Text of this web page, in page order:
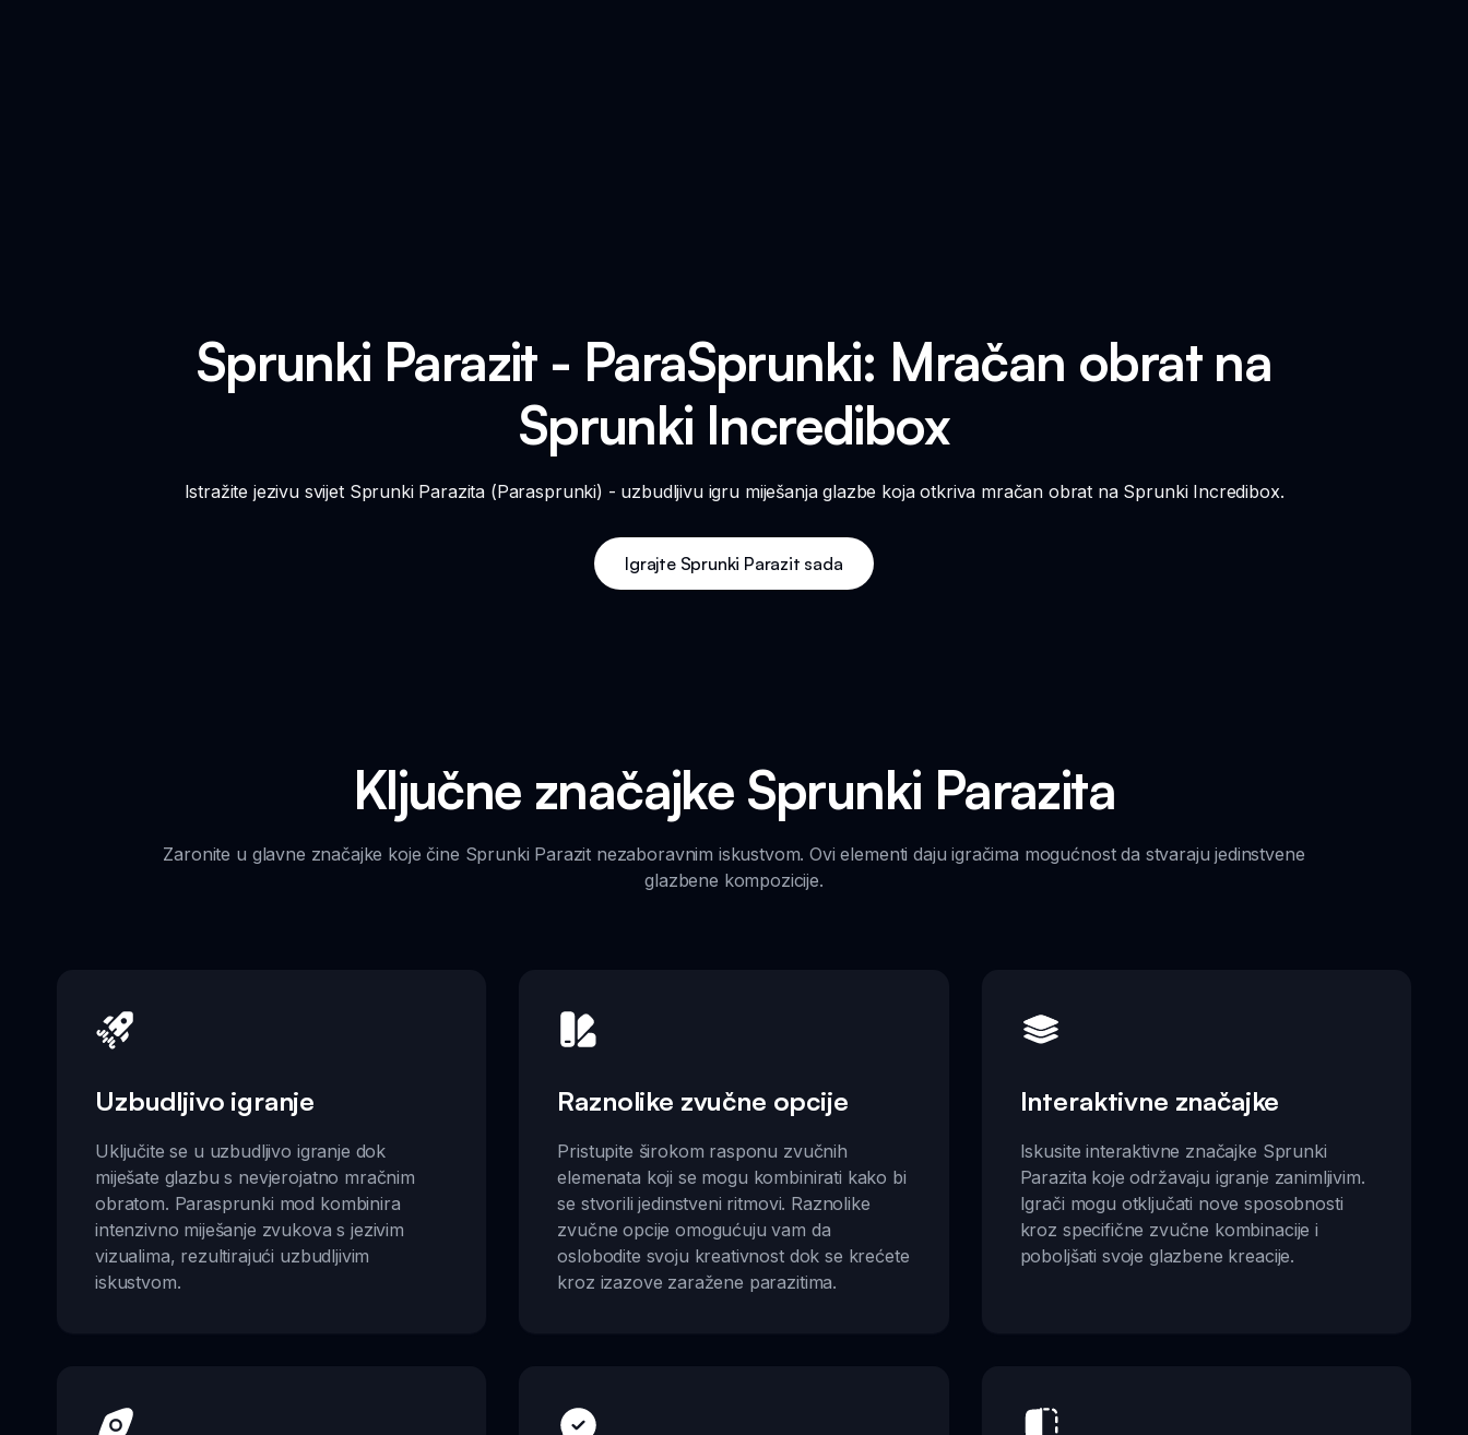
Sprunki Parazit - ParaSprunki: Mračan obrat na
Sprunki Incredibox
Istražite jezivu svijet Sprunki Parazita (Parasprunki) - uzbudljivu igru miješanja glazbe koja otkriva mračan obrat na Sprunki Incredibox.
Igrajte Sprunki Parazit sada
Ključne značajke Sprunki Parazita
Zaronite u glavne značajke koje čine Sprunki Parazit nezaboravnim iskustvom. Ovi elementi daju igračima mogućnost da stvaraju jedinstvene
glazbene kompozicije.
Uzbudljivo igranje
Uključite se u uzbudljivo igranje dok
miješate glazbu s nevjerojatno mračnim
obratom. Parasprunki mod kombinira
intenzivno miješanje zvukova s jezivim
vizualima, rezultirajući uzbudljivim
iskustvom.
Raznolike zvučne opcije
Pristupite širokom rasponu zvučnih
elemenata koji se mogu kombinirati kako bi
se stvorili jedinstveni ritmovi. Raznolike
zvučne opcije omogućuju vam da
oslobodite svoju kreativnost dok se krećete
kroz izazove zaražene parazitima.
Interaktivne značajke
Iskusite interaktivne značajke Sprunki
Parazita koje održavaju igranje zanimljivim.
Igrači mogu otključati nove sposobnosti
kroz specifične zvučne kombinacije i
poboljšati svoje glazbene kreacije.